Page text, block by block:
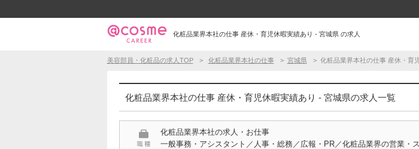
化粧品業界本社の仕事 産休・育児休暇実績あり - 宮城県 の求人
美容部員・化粧品の求人TOP 化粧品業界本社の仕事 宮城県 化粧品業界本社の仕事 産休・育
化粧品業界本社の仕事 産休・育児休暇実績あり - 宮城県の求人一覧
化粧品業界本社の求人・お仕事
一般事務・アシスタント／人事・総務／広報・PR／化粧品業界の営業・